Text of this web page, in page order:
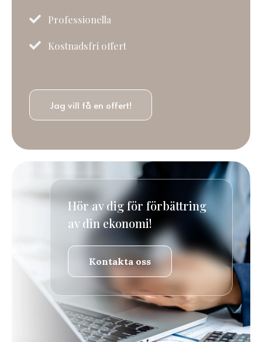
 Professionella
 Kostnadsfri offert
Jag vill få en offert!
Hör av dig för förbättring
av din ekonomi!
Kontakta oss